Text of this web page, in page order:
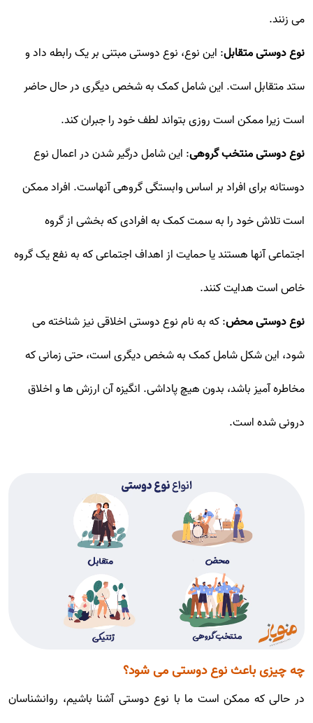
می زنند.
نوع دوستی متقابل: این نوع، نوع دوستی مبتنی بر یک رابطه داد و
ستد متقابل است. این شامل کمک به شخص دیگری در حال حاضر
است زیرا ممکن است روزی بتواند لطف خود را جبران کند.
نوع دوستی منتخب گروهی: این شامل درگیر شدن در اعمال نوع
دوستانه برای افراد بر اساس وابستگی گروهی آنهاست. افراد ممکن
است تلاش خود را به سمت کمک به افرادی که بخشی از گروه
اجتماعی آنها هستند یا حمایت از اهداف اجتماعی که به نفع یک گروه
خاص است هدایت کنند.
نوع دوستی محض: که به نام نوع دوستی اخلاقی نیز شناخته می
شود، این شکل شامل کمک به شخص دیگری است، حتی زمانی که
مخاطره آمیز باشد، بدون هیچ پاداشی. انگیزه آن ارزش ها و اخلاق
درونی شده است.
چه چیزی باعث نوع دوستی می شود؟
در حالی که ممکن است ما با نوع دوستی آشنا باشیم، روانشناسان